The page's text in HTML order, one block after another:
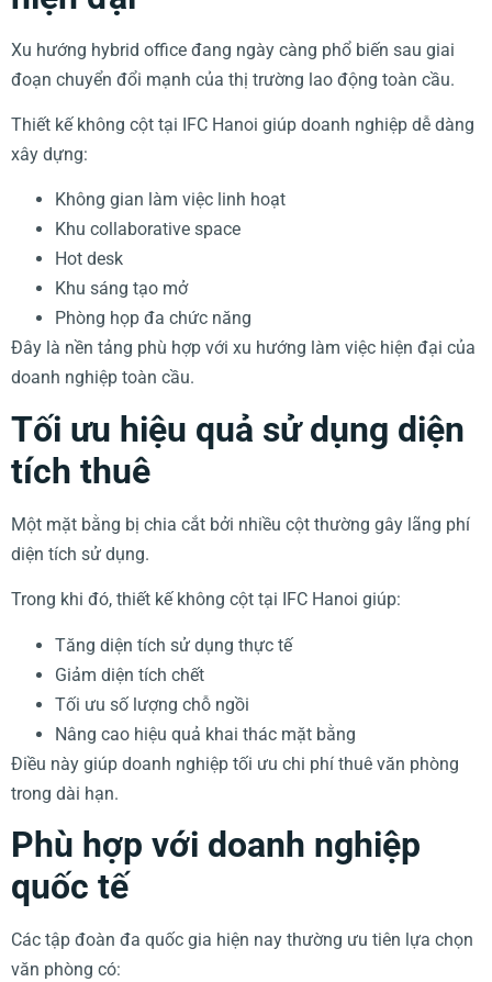
Xu hướng hybrid office đang ngày càng phổ biến sau giai
đoạn chuyển đổi mạnh của thị trường lao động toàn cầu.
Thiết kế không cột tại IFC Hanoi giúp doanh nghiệp dễ dàng
xây dựng:
Không gian làm việc linh hoạt
Khu collaborative space
Hot desk
Khu sáng tạo mở
Phòng họp đa chức năng
Đây là nền tảng phù hợp với xu hướng làm việc hiện đại của
doanh nghiệp toàn cầu.
Tối ưu hiệu quả sử dụng diện
tích thuê
Một mặt bằng bị chia cắt bởi nhiều cột thường gây lãng phí
diện tích sử dụng.
Trong khi đó, thiết kế không cột tại IFC Hanoi giúp:
Tăng diện tích sử dụng thực tế
Giảm diện tích chết
Tối ưu số lượng chỗ ngồi
Nâng cao hiệu quả khai thác mặt bằng
Điều này giúp doanh nghiệp tối ưu chi phí thuê văn phòng
trong dài hạn.
Phù hợp với doanh nghiệp
quốc tế
Các tập đoàn đa quốc gia hiện nay thường ưu tiên lựa chọn
văn phòng có: